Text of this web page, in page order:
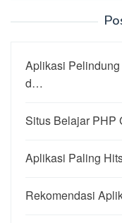
Aplikasi
d…
Situs Belajar PHP
Aplikasi Paling
Rekomendasi